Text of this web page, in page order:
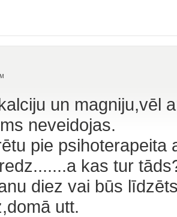
un magniju,vēl
neveidojas.
pie psihoterapeita
kas tur
diez vai būs
utt.